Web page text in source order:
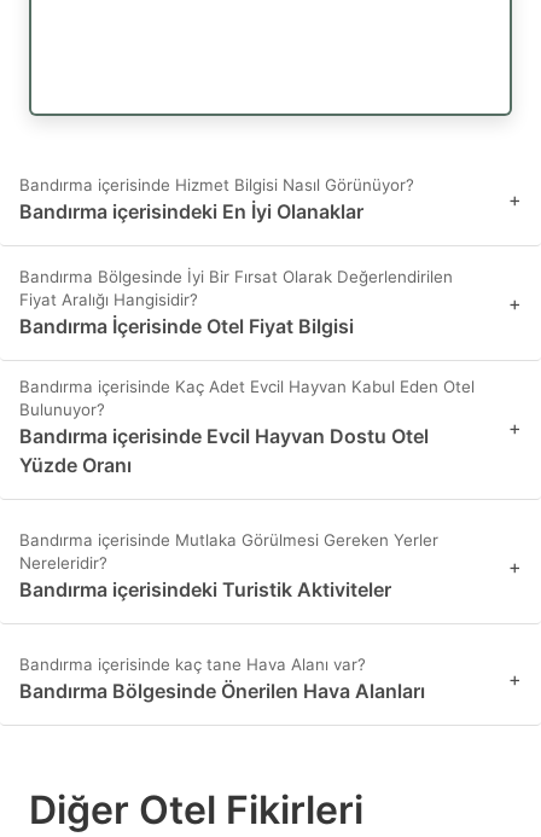
Bandırma içerisinde Hizmet Bilgisi Nasıl Görünüyor?
Bandırma içerisindeki En İyi Olanaklar +
Bandırma Bölgesinde İyi Bir Fırsat Olarak Değerlendirilen
Fiyat Aralığı Hangisidir?
Bandırma İçerisinde Otel Fiyat Bilgisi
+
Bandırma içerisinde Kaç Adet Evcil Hayvan Kabul Eden Otel
Bulunuyor?
Bandırma içerisinde Evcil Hayvan Dostu Otel
Yüzde Oranı
+
Bandırma içerisinde Mutlaka Görülmesi Gereken Yerler
Nereleridir?
Bandırma içerisindeki Turistik Aktiviteler
+
Bandırma içerisinde kaç tane Hava Alanı var?
Bandırma Bölgesinde Önerilen Hava Alanları +
Diğer Otel Fikirleri